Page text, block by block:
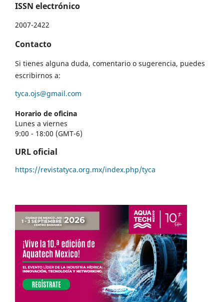
ISSN electrónico
2007-2422
Contacto
Si tienes alguna duda, comentario o sugerencia, puedes
escribirnos a:
tyca.ojs@gmail.com
Horario de oficina
Lunes a viernes
9:00 - 18:00 (GMT-6)
URL oficial
https://revistatyca.org.mx/index.php/tyca